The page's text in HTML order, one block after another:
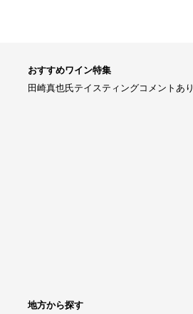
おすすめワイン特集
田崎真也氏テイスティングコメントあり
地方から探す